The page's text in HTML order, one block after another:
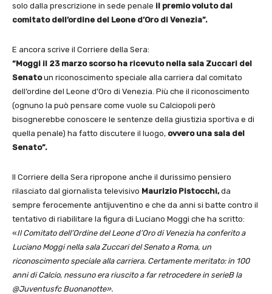
solo dalla prescrizione in sede penale il premio voluto dal
comitato dell’ordine del Leone d’Oro di Venezia”.
E ancora scrive il Corriere della Sera:
“Moggi il 23 marzo scorso ha ricevuto nella sala Zuccari del
Senatoun riconoscimento speciale alla carriera dal comitato
dell’ordine del Leone d’Oro di Venezia. Più che il riconoscimento
(ognuno la può pensare come vuole su Calciopoli però
bisognerebbe conoscere le sentenze della giustizia sportiva e di
quella penale) ha fatto discutere il luogo, ovvero una sala del
Senato”.
Il Corriere della Sera ripropone anche il durissimo pensiero
rilasciato dal giornalista televisivo Maurizio Pistocchi,da
sempre ferocemente antijuventino e che da anni si batte contro il
tentativo di riabilitare la figura di Luciano Moggi che ha scritto:
«Il Comitato dell’Ordine del Leone d’Oro di Venezia ha conferito a
Luciano Moggi nella sala Zuccari del Senato a Roma, un
riconoscimento speciale alla carriera. Certamente meritato: in 100
anni di Calcio, nessuno era riuscito a far retrocedere in serieB la
@Juventusfc Buonanotte».